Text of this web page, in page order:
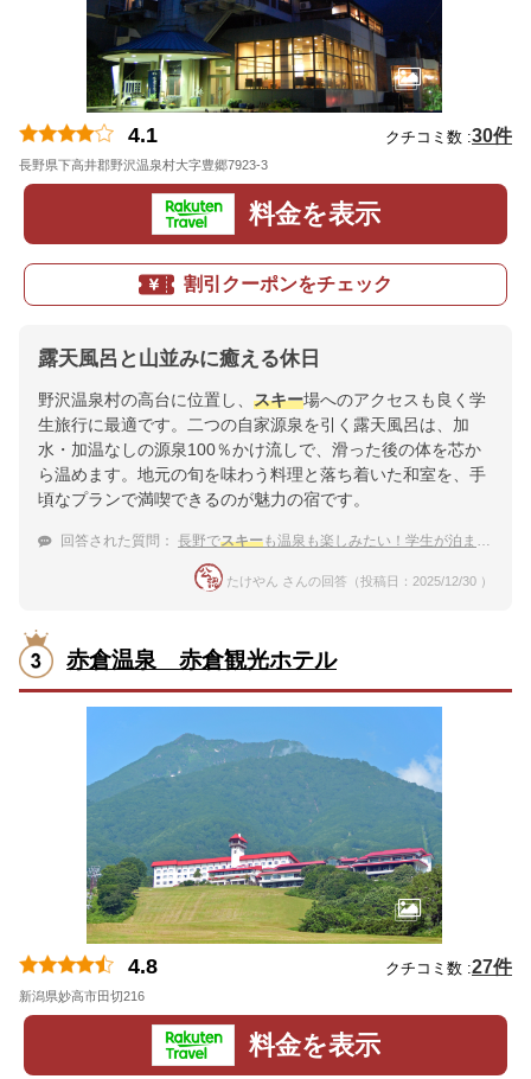
4.1 クチコミ数 :30件
長野県下高井郡野沢温泉村大字豊郷7923-3
料金を表示
割引クーポンをチェック
露天風呂と山並みに癒える休日
野沢温泉村の高台に位置し、 スキー場へのアクセスも良く学
生旅行に最適です。二つの自家源泉を引く露天風呂は、加
水・加温なしの源泉100％かけ流しで、滑った後の体を芯か
ら温めます。地元の旬を味わう料理と落ち着いた和室を、手
頃なプランで満喫できるのが魅力の宿です。
回答された質問： 長野でスキーも温泉も楽しみたい！学生が泊まりやすいリーズナブルなお宿
たけやん さんの回答（投稿日：2025/12/30 ）
赤倉温泉 赤倉観光ホテル
4.8 クチコミ数 :27件
新潟県妙高市田切216
料金を表示